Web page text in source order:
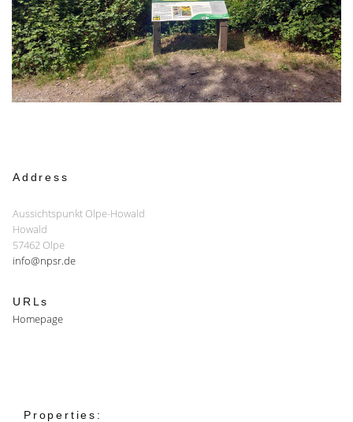
Address
Aussichtspunkt Olpe-Howald
Howald
57462 Olpe
info@npsr.de
URLs
Homepage
Properties: